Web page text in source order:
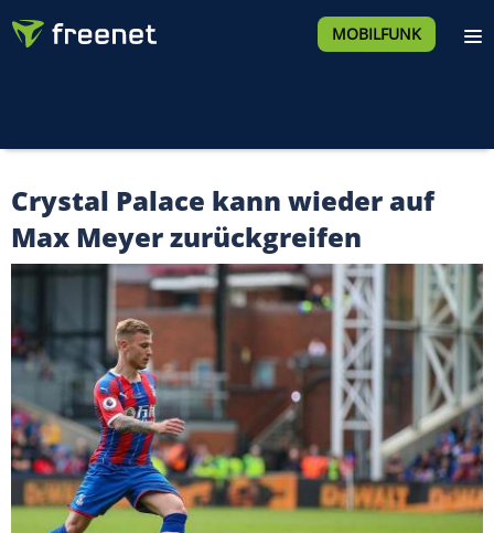
MOBILFUNK
Crystal Palace kann wieder auf
Max Meyer zurückgreifen